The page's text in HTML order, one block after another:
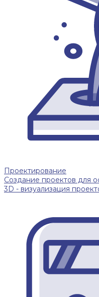
Проектирование
Создание проектов для
3D - визуализация